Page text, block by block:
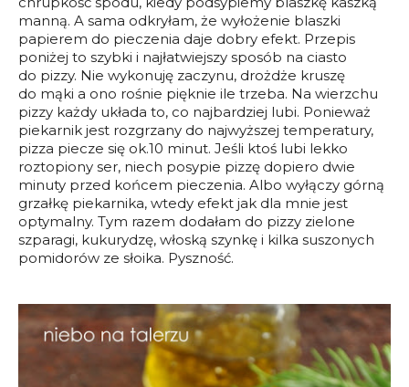
manną. A sama odkryłam, że wyłożenie blaszki
papierem do pieczenia daje dobry efekt. Przepis
poniżej to szybki i najłatwiejszy sposób na ciasto
do pizzy. Nie wykonuję zaczynu, drożdże kruszę
do mąki a ono rośnie pięknie ile trzeba. Na wierzchu
pizzy każdy układa to, co najbardziej lubi. Ponieważ
piekarnik jest rozgrzany do najwyższej temperatury,
pizza piecze się ok.10 minut. Jeśli ktoś lubi lekko
roztopiony ser, niech posypie pizzę dopiero dwie
minuty przed końcem pieczenia. Albo wyłączy górną
grzałkę piekarnika, wtedy efekt jak dla mnie jest
optymalny. Tym razem dodałam do pizzy zielone
szparagi, kukurydzę, włoską szynkę i kilka suszonych
pomidorów ze słoika. Pyszność.